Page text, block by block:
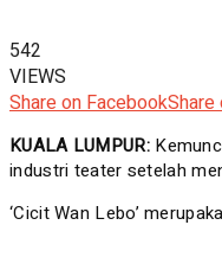
542
VIEWS
Share on FacebookShare
KUALA LUMPUR:
industri teater setelah
‘Cicit Wan Lebo’